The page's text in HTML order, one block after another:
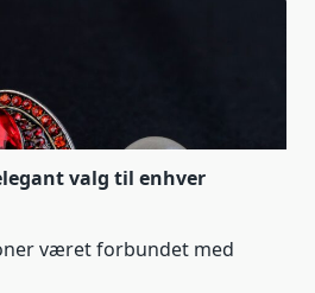
valg til enhver
været forbundet med